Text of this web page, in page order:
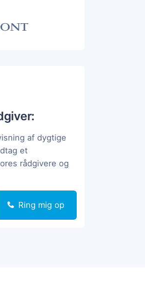
af dygtige
et
rådgivere og
Ring mig op